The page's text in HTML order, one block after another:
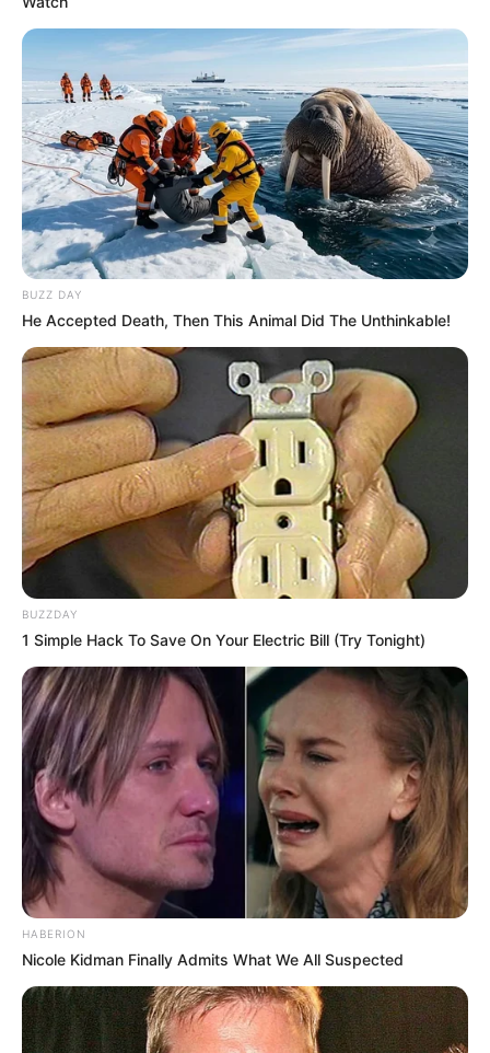
BUZZ DAY
He Accepted Death, Then This Animal Did The Unthinkable!
BUZZDAY
1 Simple Hack To Save On Your Electric Bill (Try Tonight)
HABERION
Nicole Kidman Finally Admits What We All Suspected